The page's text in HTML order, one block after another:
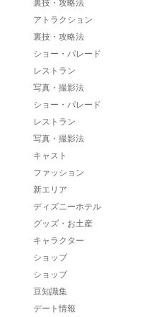
裏技・攻略法
アトラクション
裏技・攻略法
ショー・パレード
レストラン
写真・撮影法
ショー・パレード
レストラン
写真・撮影法
キャスト
ファッション
新エリア
ディズニーホテル
グッズ・お土産
キャラクター
ショップ
ショップ
豆知識集
デート情報